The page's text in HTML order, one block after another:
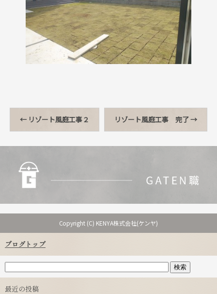
← リゾート風庭工事２ リゾート風庭工事 完了→
Copyright (C) KENYA株式会社(ケンヤ)
ブログトップ
最近の投稿